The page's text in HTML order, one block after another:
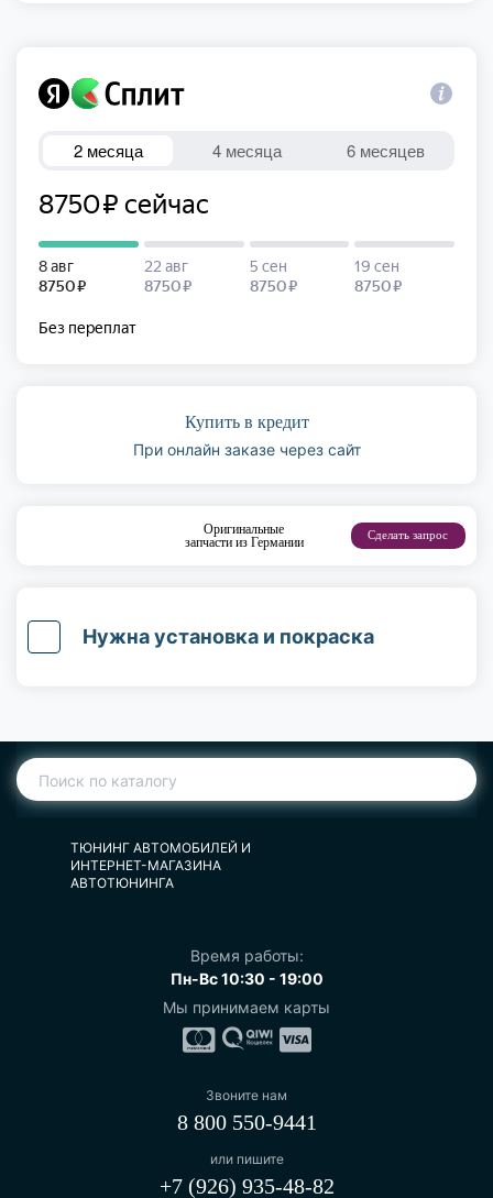
Купить в кредит
При онлайн заказе через сайт
Оригинальные
запчасти из Германии
Сделать запрос
Нужна установка и покраска
ТЮНИНГ АВТОМОБИЛЕЙ И
ИНТЕРНЕТ-МАГАЗИНА
АВТОТЮНИНГА
Время работы:
Пн-Вс 10:30 - 19:00
Мы принимаем карты
Звоните нам
8 800 550-9441
или пишите
+7 (926) 935-48-82